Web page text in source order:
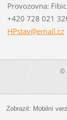
Provozovna:
+420 728 021
HPstav@email.cz
©
Zobrazit: Mobilní